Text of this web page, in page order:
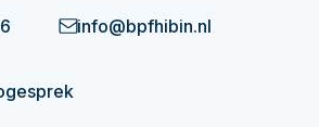
info@bpfhibin.nl